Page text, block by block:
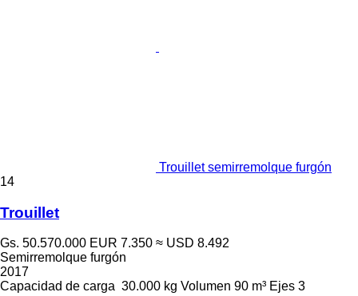
Trouillet semirremolque furgón
14
Trouillet
Gs. 50.570.000 EUR 7.350 ≈ USD 8.492
Semirremolque furgón
2017
Capacidad de carga 30.000 kg Volumen 90 m³ Ejes 3